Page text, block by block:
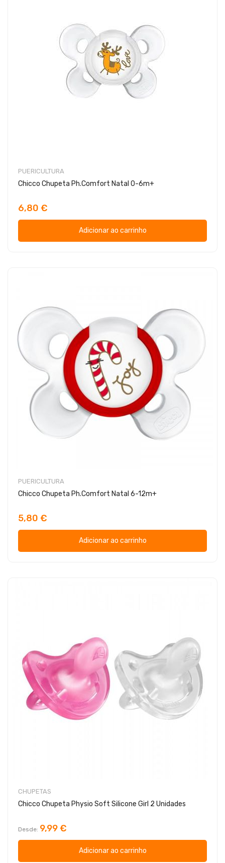
PUERICULTURA
Chicco Chupeta Ph.Comfort Natal 0-6m+
6,80 €
Adicionar ao carrinho
PUERICULTURA
Chicco Chupeta Ph.Comfort Natal 6-12m+
5,80 €
Adicionar ao carrinho
CHUPETAS
Chicco Chupeta Physio Soft Silicone Girl 2 Unidades
Desde 9,99 €
Adicionar ao carrinho